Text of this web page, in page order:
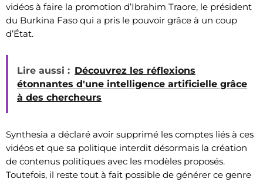
vidéos à faire la promotion d’Ibrahim Traore, le président
du Burkina Faso qui a pris le pouvoir grâce à un coup
d’État.
Lire aussi : Découvrez les réflexions
étonnantes d'une intelligence artificielle grâce
à des chercheurs
Synthesia a déclaré avoir supprimé les comptes liés à ces
vidéos et que sa politique interdit désormais la création
de contenus politiques avec les modèles proposés.
Toutefois, il reste tout à fait possible de générer ce genre